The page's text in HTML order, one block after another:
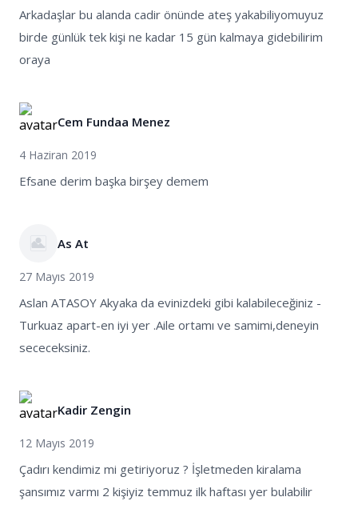
Arkadaşlar bu alanda cadir önünde ateş yakabiliyomuyuz
birde günlük tek kişi ne kadar 15 gün kalmaya gidebilirim
oraya
Cem Fundaa Menez
4 Haziran 2019
Efsane derim başka birşey demem
As At
27 Mayıs 2019
Aslan ATASOY Akyaka da evinizdeki gibi kalabileceğiniz -
Turkuaz apart-en iyi yer .Aile ortamı ve samimi,deneyin
sececeksiniz.
Kadir Zengin
12 Mayıs 2019
Çadırı kendimiz mi getiriyoruz ? İşletmeden kiralama
şansımız varmı 2 kişiyiz temmuz ilk haftası yer bulabilir